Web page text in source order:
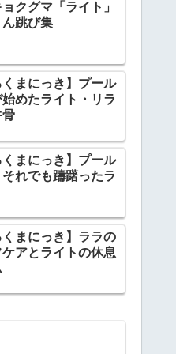
クグマ「ライト」
跳び集
くまにっき】プール
めたライト・リラ
骨
くまにっき】プール
れでも躊躇ったラ
くまにっき】ララの
アとライトの休息